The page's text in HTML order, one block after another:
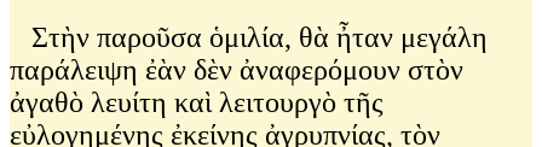
Στὴν παροῦσα ὁμιλία, θὰ ἦταν μεγάλη
παράλειψη ἐὰν δὲν ἀναφερόμουν στὸν
ἀγαθὸ λευίτη καὶ λειτουργὸ τῆς
εὐλογημένης ἐκείνης ἀγρυπνίας, τὸν